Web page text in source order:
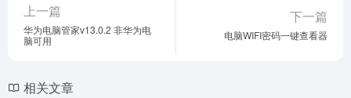
上一篇
华为电脑管家v13.0.2 非华为电
脑可用
下一篇
电脑WIFI密码一键查看器
相关文章